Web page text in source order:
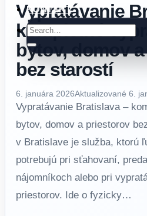
KONTAKT
Vypratávanie
kompletné
bytov, domov
bez starostí
6. januára 2026Aktualizované 6.
Vypratávanie Bratislava –
bytov, domov a priestorov
v Bratislave je služba, ktorú
potrebujú pri sťahovaní,
nájomníkoch alebo pri
priestorov. Ide o fyzicky…